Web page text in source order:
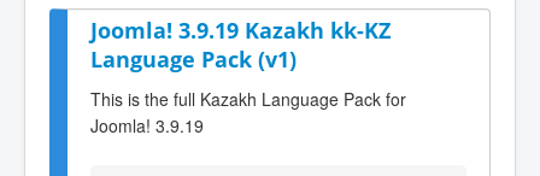
Joomla! 3.9.19 Kazakh kk-KZ
Language Pack (v1)
This is the full Kazakh Language Pack for
Joomla! 3.9.19